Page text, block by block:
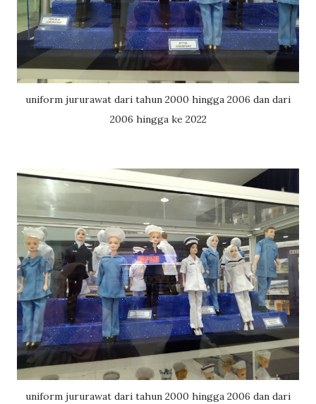
uniform jururawat dari tahun 2000 hingga 2006 dan dari
2006 hingga ke 2022
uniform jururawat dari tahun 2000 hingga 2006 dan dari